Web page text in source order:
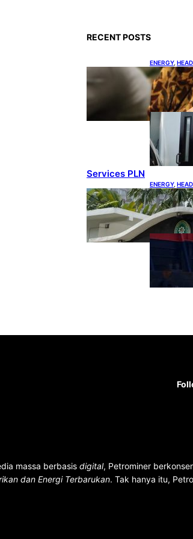
RECENT POSTS
ENERGY,
IESR:
jadi
GW
Services PLN
ENERGY,
Koalisi
Ajukan
Gugatan
massa berbasis digital, Petrominer
dan Energi Terbarukan. Tak hanya itu,